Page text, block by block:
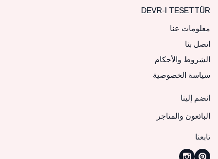
DEVR-I TESETTÜR
معلومات عنا
اتصل بنا
الشروط والأحكام
سياسة الخصوصية
انضم إلينا
البائعون والمتاجر
تابعنا